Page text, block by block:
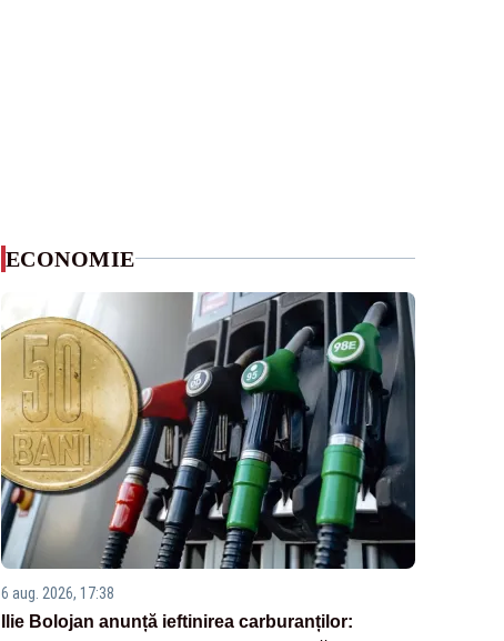
ECONOMIE
6 aug. 2026, 17:38
Ilie Bolojan anunță ieftinirea carburanților: